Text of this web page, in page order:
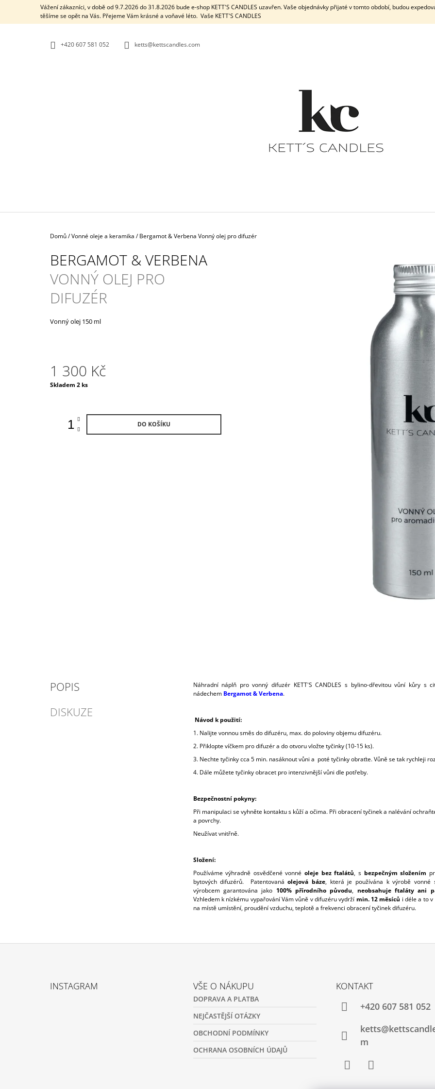
Vážení zákazníci, v době od 9.7.2026 do 31.8.2026 bude e-shop KETT'S CANDLES uzavřen. Vaše objednávky přijaté v tomto období, budou
těšíme se opět na Vás. Přejeme Vám krásné a voňavé léto. Vaše KETT'S CANDLES
+420 607 581 052 ketts@kettscandles.com
Domů/Vonné oleje a keramika / Bergamot & Verbena Vonný olej pro difuzér
BERGAMOT & VERBENA
VONNÝ OLEJ PRO
DIFUZÉR
Vonný olej 150 ml
1 300 Kč
Měrná
Skladem 2 ks
DO KOŠÍKU
POPIS
DISKUZE
Náhradní náplň pro vonný difuzér KETT'S CANDLES s bylino-dřevitou vůní kůry s
nádechem Bergamot & Verbena.
Návod k použití:
1. Nalijte vonnou směs do difuzéru, max. do poloviny objemu difuzéru.
2. Přiklopte víčkem pro difuzér a do otvoru vložte tyčinky (10-15 ks).
3. Nechte tyčinky cca 5 min. nasáknout vůni a poté tyčinky obraťte. Vůně se tak rychleji
4. Dále můžete tyčinky obracet pro intenzivnější vůni dle potřeby.
Bezpečnostní pokyny:
Při manipulaci se vyhněte kontaktu s kůží a očima. Při obracení tyčinek a nalévání
a povrchy.
Neužívat vnitřně.
Složení:
Používáme výhradně osvědčené vonnéoleje bez ftalátů, s bezpečným složením
bytových difuzérů. Patentovanáolejová báze, která je používána k výrobě vonné
výrobcem garantována jako 100% přírodního původu, neobsahuje ftaláty ani
Vzhledem k nízkému vypařování Vám vůně v difuzéru vydrží min. 12 měsíců i déle a to
na místě umístění, proudění vzduchu, teplotě a frekvenci obracení tyčinek difuzéru.
ZPĚT
DO
ZPĚT
DO
DOPORUČUJEME
AROMALAMPA / BLACK BOX
DÁRKOVÁ SADA / WHITEDÁRKOVÁ
1 320 Kč
PEPPERMINT &
INSTAGRAM VŠE O NÁKUPU
DOPRAVA A PLATBA
NEJČASTĚJŠÍ OTÁZKY
OBCHODNÍ PODMÍNKY
OCHRANA OSOBNÍCH ÚDAJŮ
KONTAKT
+420 607 581 052
m